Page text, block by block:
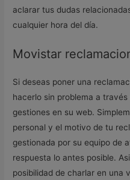
aclarar tus dudas
cualquier hora del día.
Movistar
Si deseas poner una
hacerlo sin problema a
gestiones en su web.
personal y el motivo de tu
gestionada por su equipo de
respuesta lo antes posible.
posibilidad de charlar en una